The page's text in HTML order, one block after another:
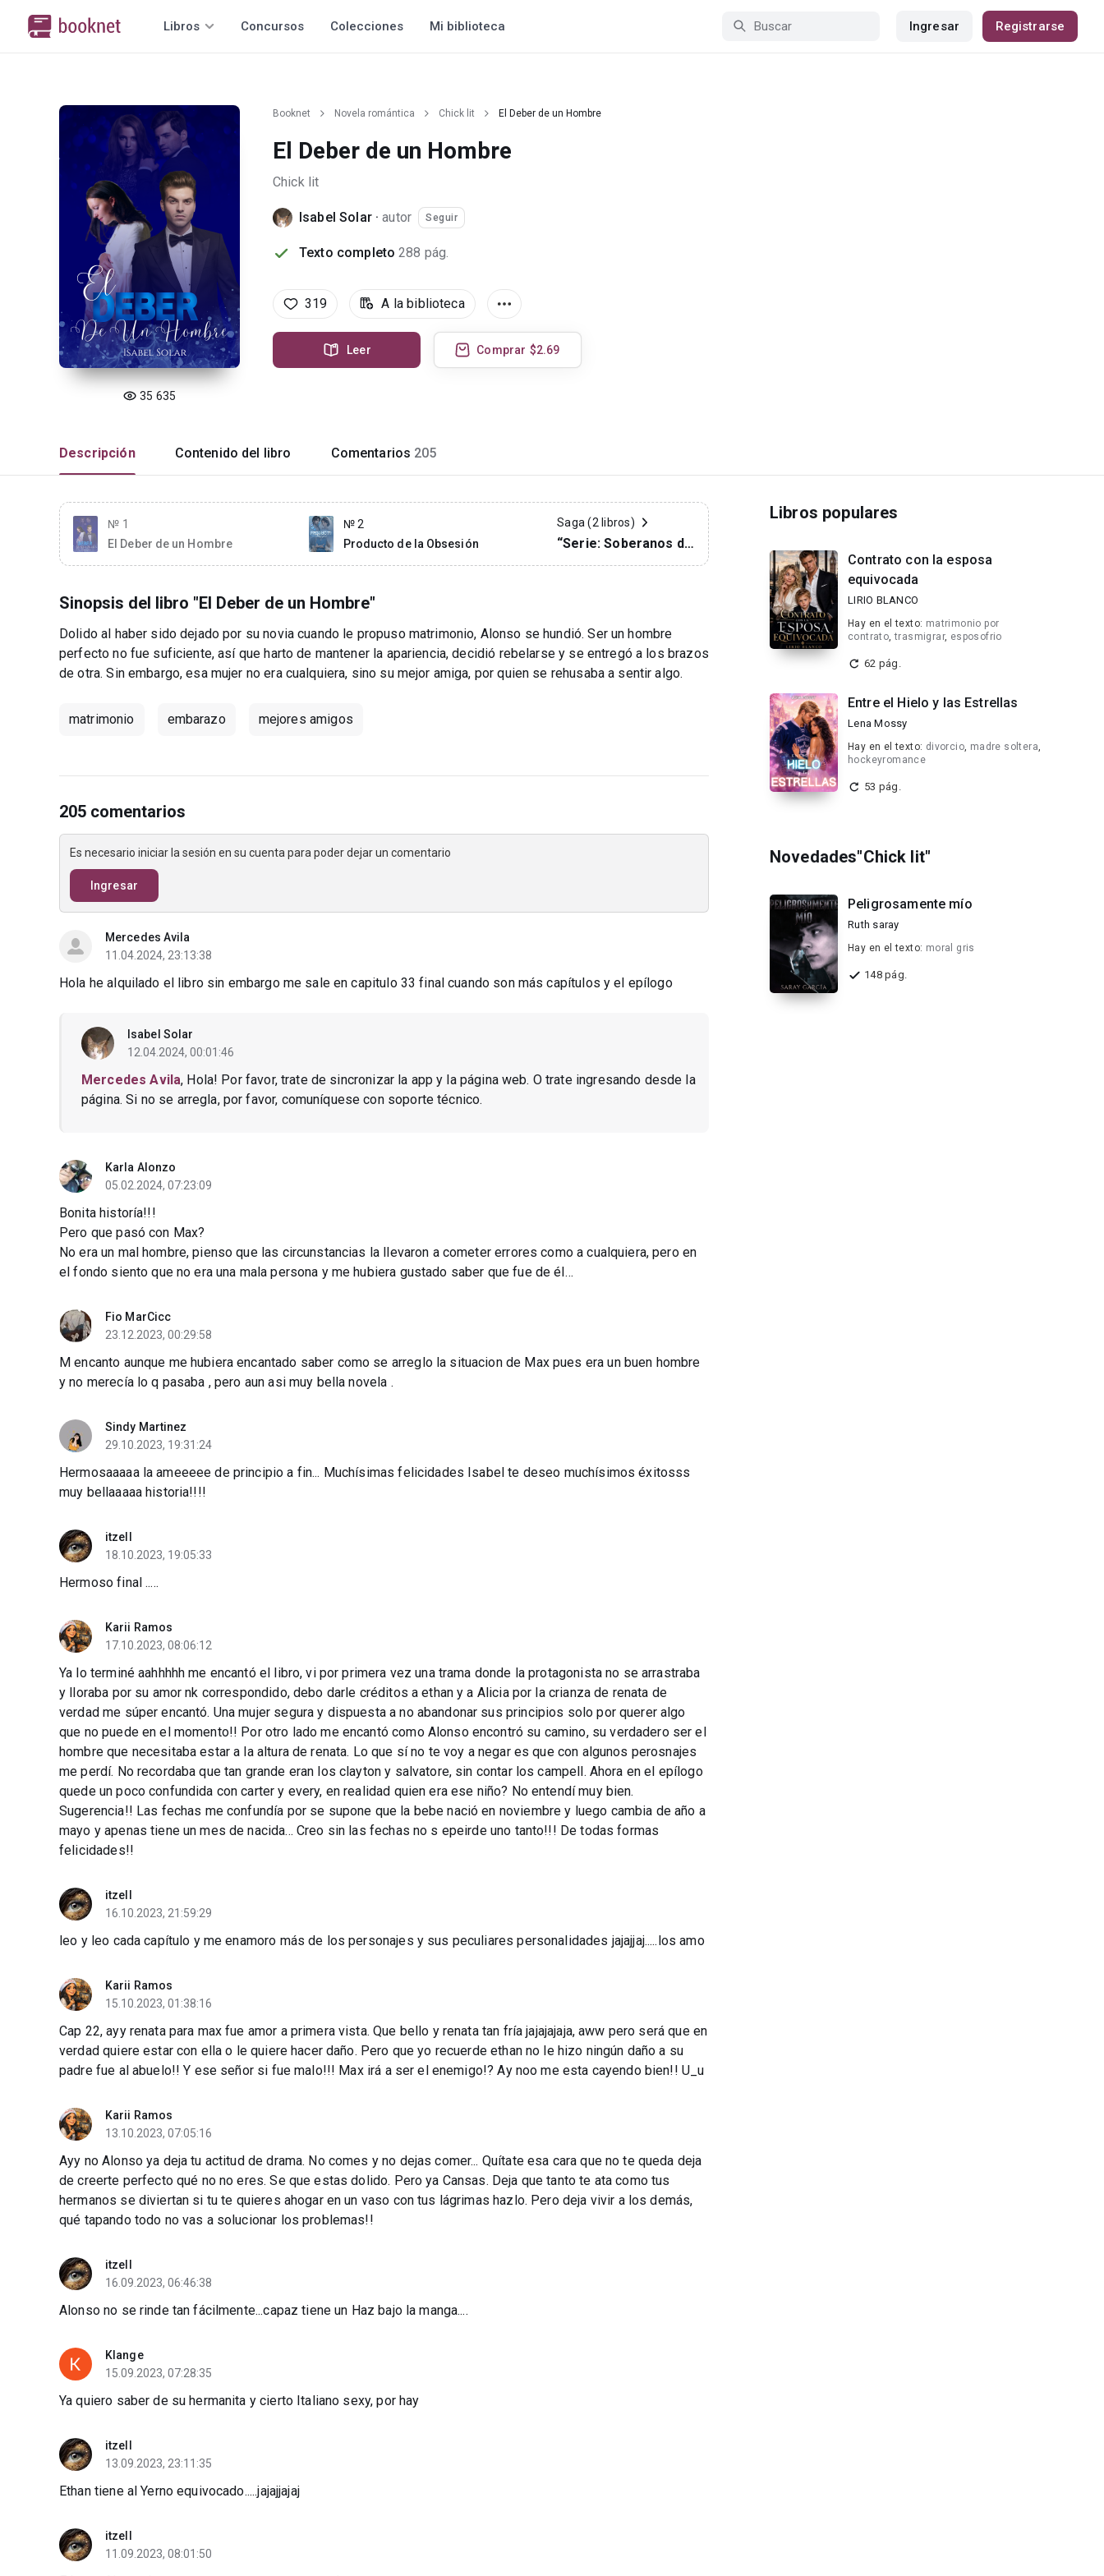
Libros Concursos Colecciones Mi biblioteca Ingresar Registrarse
35 635
Booknet Novela romántica Chick lit El Deber de un Hombre
El Deber de un Hombre
Chick lit
Isabel Solar·autor Seguir
Texto completo 288 pág.
319 A la biblioteca
Leer Comprar $2.69
Descripción Contenido del libro Comentarios 205
№ 1
El Deber de un Hombre
№ 2
Producto de la Obsesión
Saga (2 libros)
“Serie: Soberanos de
nuestro destino”
Sinopsis del libro "El Deber de un Hombre"
Dolido al haber sido dejado por su novia cuando le propuso matrimonio, Alonso se hundió. Ser un hombre
perfecto no fue suficiente, así que harto de mantener la apariencia, decidió rebelarse y se entregó a los brazos
de otra. Sin embargo, esa mujer no era cualquiera, sino su mejor amiga, por quien se rehusaba a sentir algo.
matrimonio embarazo mejores amigos
205 comentarios
Es necesario iniciar la sesión en su cuenta para poder dejar un comentario
Ingresar
Mercedes Avila
11.04.2024, 23:13:38
Hola he alquilado el libro sin embargo me sale en capitulo 33 final cuando son más capítulos y el epílogo
Isabel Solar
12.04.2024, 00:01:46
Mercedes Avila, Hola! Por favor, trate de sincronizar la app y la página web. O trate ingresando desde la
página. Si no se arregla, por favor, comuníquese con soporte técnico.
Karla Alonzo
05.02.2024, 07:23:09
Bonita historía!!!
Pero que pasó con Max?
No era un mal hombre, pienso que las circunstancias la llevaron a cometer errores como a cualquiera, pero en
el fondo siento que no era una mala persona y me hubiera gustado saber que fue de él…
Fio MarCicc
23.12.2023, 00:29:58
M encanto aunque me hubiera encantado saber como se arreglo la situacion de Max pues era un buen hombre
y no merecía lo q pasaba , pero aun asi muy bella novela .
Sindy Martinez
29.10.2023, 19:31:24
Hermosaaaaa la ameeeee de principio a fin... Muchísimas felicidades Isabel te deseo muchísimos éxitosss
muy bellaaaaa historia!!!!
itzell
18.10.2023, 19:05:33
Hermoso final .....
Karii Ramos
17.10.2023, 08:06:12
Ya lo terminé aahhhhh me encantó el libro, vi por primera vez una trama donde la protagonista no se arrastraba
y lloraba por su amor nk correspondido, debo darle créditos a ethan y a Alicia por la crianza de renata de
verdad me súper encantó. Una mujer segura y dispuesta a no abandonar sus principios solo por querer algo
que no puede en el momento!! Por otro lado me encantó como Alonso encontró su camino, su verdadero ser el
hombre que necesitaba estar a la altura de renata. Lo que sí no te voy a negar es que con algunos perosnajes
me perdí. No recordaba que tan grande eran los clayton y salvatore, sin contar los campell. Ahora en el epílogo
quede un poco confundida con carter y every, en realidad quien era ese niño? No entendí muy bien.
Sugerencia!! Las fechas me confundía por se supone que la bebe nació en noviembre y luego cambia de año a
mayo y apenas tiene un mes de nacida... Creo sin las fechas no s epeirde uno tanto!!! De todas formas
felicidades!!
itzell
16.10.2023, 21:59:29
leo y leo cada capítulo y me enamoro más de los personajes y sus peculiares personalidades jajajjaj.....los amo
Karii Ramos
15.10.2023, 01:38:16
Cap 22, ayy renata para max fue amor a primera vista. Que bello y renata tan fría jajajajaja, aww pero será que en
verdad quiere estar con ella o le quiere hacer daño. Pero que yo recuerde ethan no le hizo ningún daño a su
padre fue al abuelo!! Y ese señor si fue malo!!! Max irá a ser el enemigo!? Ay noo me esta cayendo bien!! U_u
Karii Ramos
13.10.2023, 07:05:16
Ayy no Alonso ya deja tu actitud de drama. No comes y no dejas comer... Quítate esa cara que no te queda deja
de creerte perfecto qué no no eres. Se que estas dolido. Pero ya Cansas. Deja que tanto te ata como tus
hermanos se diviertan si tu te quieres ahogar en un vaso con tus lágrimas hazlo. Pero deja vivir a los demás,
qué tapando todo no vas a solucionar los problemas!!
itzell
16.09.2023, 06:46:38
Alonso no se rinde tan fácilmente...capaz tiene un Haz bajo la manga....
Klange
15.09.2023, 07:28:35
Ya quiero saber de su hermanita y cierto Italiano sexy, por hay
itzell
13.09.2023, 23:11:35
Ethan tiene al Yerno equivocado.....jajajjajaj
itzell
11.09.2023, 08:01:50
Libros populares
Contrato con la esposa
equivocada
LIRIO BLANCO
Hay en el texto: matrimonio por
contrato,trasmigrar, esposofrio
62 pág.
Entre el Hielo y las Estrellas
Lena Mossy
Hay en el texto: divorcio, madre soltera,
hockeyromance
53 pág.
Novedades"Chick lit"
Peligrosamente mío
Ruth saray
Hay en el texto: moral gris
148 pág.